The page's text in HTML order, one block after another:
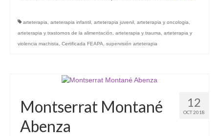
arteterapia, arteterapia infantil, arteterapia juvenil, arteterapia y oncologia,
arteterapia y trastornos de la alimentación, arteterapia y trauma, arteterapia y
violencia machista, Certificada FEAPA, supervisión arteterapia
12
OCT 2018
Montserrat Montané
Abenza